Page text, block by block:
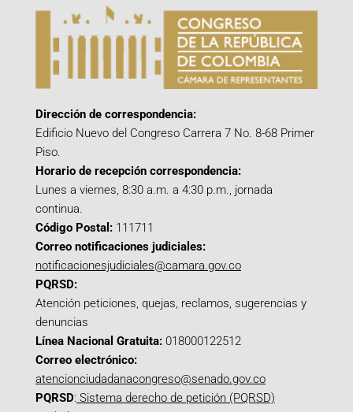
Dirección de correspondencia:
Edificio Nuevo del Congreso Carrera 7 No. 8-68 Primer
Piso.
Horario de recepción correspondencia:
Lunes a viernes, 8:30 a.m. a 4:30 p.m., jornada
continua.
Código Postal: 111711
Correo notificaciones judiciales:
notificacionesjudiciales@camara.gov.co
PQRSD:
Atención peticiones, quejas, reclamos, sugerencias y
denuncias
Línea Nacional Gratuita: 018000122512
Correo electrónico:
atencionciudadanacongreso@senado.gov.co
PQRSD: Sistema derecho de petición (PQRSD)